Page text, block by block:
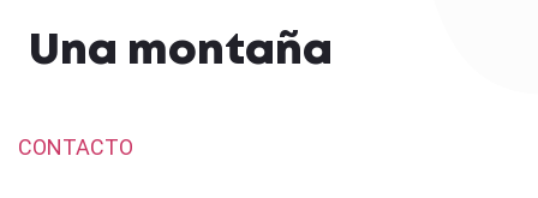
Una montaña
CONTACTO